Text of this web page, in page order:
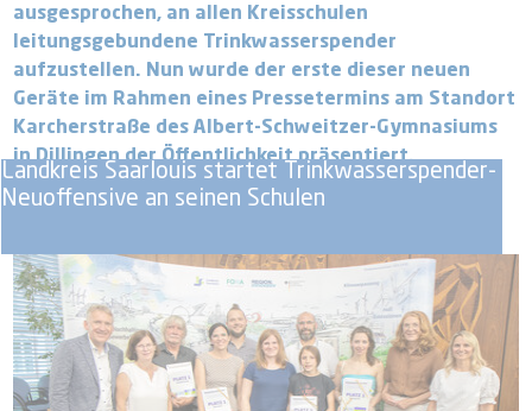
Landkreis Saarlouis startet Trinkwasserspender-
Neuoffensive an seinen Schulen
ausgesprochen, an allen Kreisschulen
leitungsgebundene Trinkwasserspender
aufzustellen. Nun wurde der erste dieser neuen
Geräte im Rahmen eines Pressetermins am Standort
Karcherstraße des Albert-Schweitzer-Gymnasiums
in Dillingen der Öffentlichkeit präsentiert.